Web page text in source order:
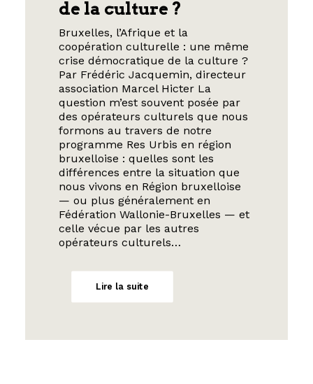
de la culture ?
Bruxelles, l’Afrique et la
coopération culturelle : une même
crise démocratique de la culture ?
Par Frédéric Jacquemin, directeur
association Marcel Hicter La
question m’est souvent posée par
des opérateurs culturels que nous
formons au travers de notre
programme Res Urbis en région
bruxelloise : quelles sont les
différences entre la situation que
nous vivons en Région bruxelloise
— ou plus généralement en
Fédération Wallonie-Bruxelles — et
celle vécue par les autres
opérateurs culturels…
Lire la suite